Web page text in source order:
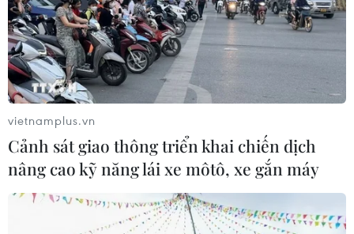
vietnamplus.vn
Cảnh sát giao thông triển khai chiến dịch
nâng cao kỹ năng lái xe môtô, xe gắn máy